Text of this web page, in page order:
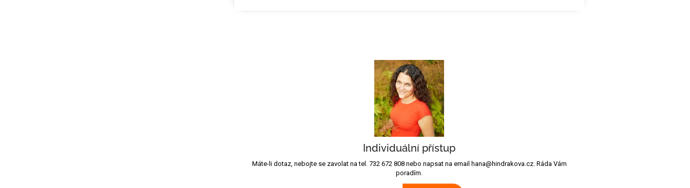
Individuální přístup
Máte-li dotaz, nebojte se zavolat na tel. 732 672 808 nebo napsat na email hana@hindrakova.cz. Ráda Vám
poradím.